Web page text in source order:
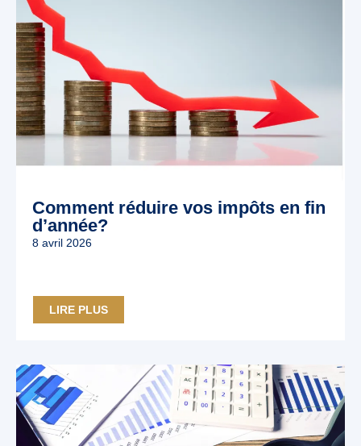
Comment réduire vos impôts en fin
d’année?
8 avril 2026
LIRE PLUS